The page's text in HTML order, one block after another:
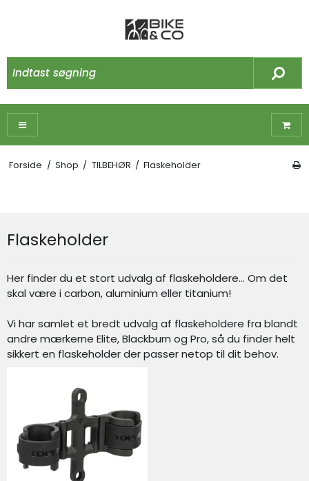
Forside / Shop / TILBEHØR / Flaskeholder
Flaskeholder
Her finder du et stort udvalg af flaskeholdere... Om det
skal være i carbon, aluminium eller titanium!
Vi har samlet et bredt udvalg af flaskeholdere fra blandt
andre mærkerne Elite, Blackburn og Pro, så du finder helt
sikkert en flaskeholder der passer netop til dit behov.